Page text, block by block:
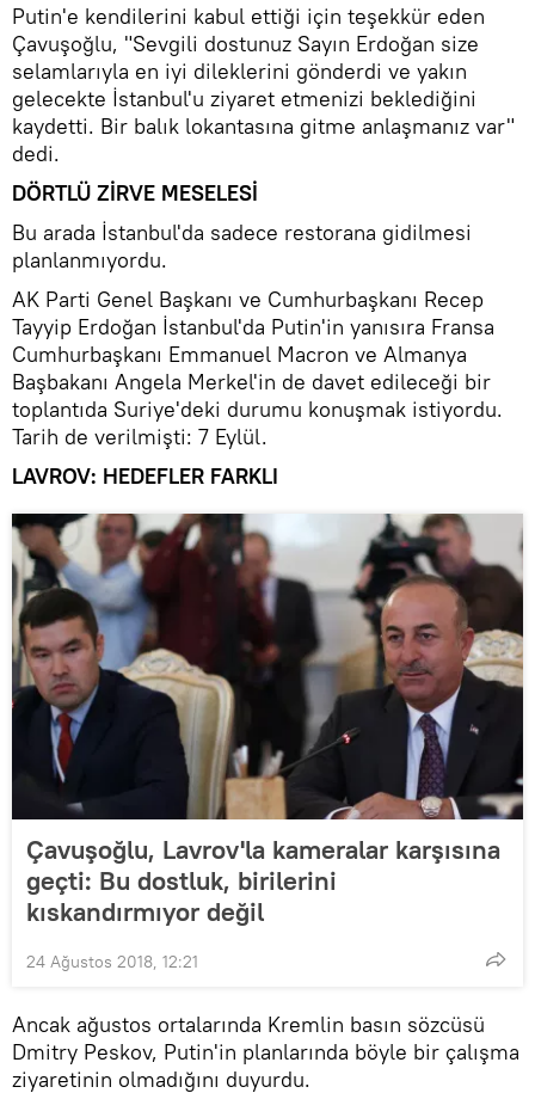
Putin'e kendilerini kabul ettiği için teşekkür eden
Çavuşoğlu, "Sevgili dostunuz Sayın Erdoğan size
selamlarıyla en iyi dileklerini gönderdi ve yakın
gelecekte İstanbul'u ziyaret etmenizi beklediğini
kaydetti. Bir balık lokantasına gitme anlaşmanız var"
dedi.
DÖRTLÜ ZİRVE MESELESİ
Bu arada İstanbul'da sadece restorana gidilmesi
planlanmıyordu.
AK Parti Genel Başkanı ve Cumhurbaşkanı Recep
Tayyip Erdoğan İstanbul'da Putin'in yanısıra Fransa
Cumhurbaşkanı Emmanuel Macron ve Almanya
Başbakanı Angela Merkel'in de davet edileceği bir
toplantıda Suriye'deki durumu konuşmak istiyordu.
Tarih de verilmişti: 7 Eylül.
LAVROV: HEDEFLER FARKLI
Çavuşoğlu, Lavrov'la kameralar karşısına
geçti: Bu dostluk, birilerini
kıskandırmıyor değil
24 Ağustos 2018, 12:21
Ancak ağustos ortalarında Kremlin basın sözcüsü
Dmitry Peskov, Putin'in planlarında böyle bir çalışma
ziyaretinin olmadığını duyurdu.